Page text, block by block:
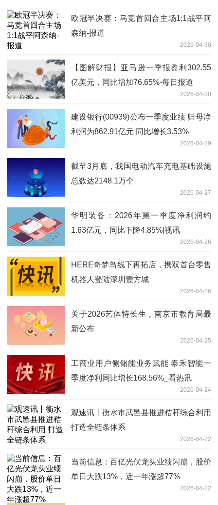
欧冠半决赛：马竞首回合主场1:1战平阿
森纳-报道
2026-04-30
【图解财报】亚马逊一季报盈利302.55
亿美元，同比增加76.65%-每日报道
2026-04-30
建设银行(00939)公布一季度业绩 归母净
利润为862.91亿元 同比增长3.53%
2026-04-29
截至3月底，我国电动汽车充电基础设施
总数达2148.1万个
2026-04-27
华明装备：2026年第一季度净利润约
1.63亿元，同比下降4.85%|视讯
2026-04-26
HERE奇梦岛线下再拓店，携双首台零售
机器人登陆深圳壹方城
2026-04-26
关于2026艺体特长生，南京市教育局最
新公布
2026-04-25
工商业用户侧储能业务赋能 泰禾智能一
季度净利同比增长168.56%_看热讯
2026-04-24
观速讯丨衡水市武邑县推进秸秆综合利用
打造全链条体系
2026-04-22
当前信息：百亿光伏龙头业绩闪崩，股价
单日大跌13%，近一年涨超77%
2026-04-22